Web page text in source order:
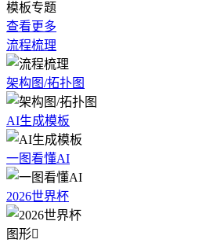
模板专题
查看更多
流程梳理
架构图/拓扑图
AI生成模板
一图看懂AI
2026世界杯
图形